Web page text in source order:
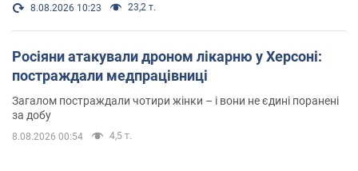
8.08.2026 10:23 23,2 т.
Росіяни атакували дроном лікарню у Херсоні:
постраждали медпрацівниці
Загалом постраждали чотири жінки – і вони не єдині поранені
за добу
8.08.2026 00:54 4,5 т.